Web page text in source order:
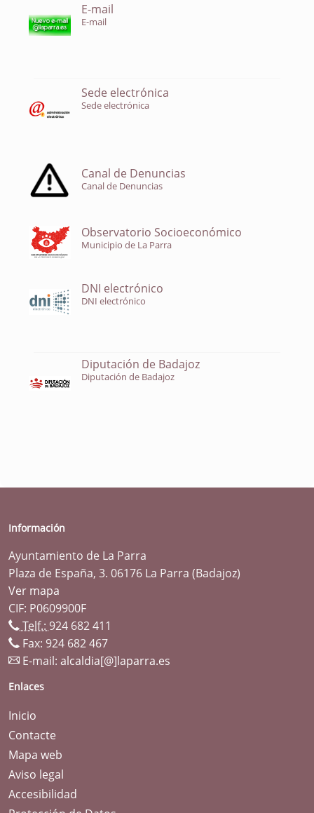
E-mail
E-mail
Sede electrónica
Sede electrónica
Canal de Denuncias
Canal de Denuncias
Observatorio Socioeconómico
Municipio de La Parra
DNI electrónico
DNI electrónico
Diputación de Badajoz
Diputación de Badajoz
Información
Ayuntamiento de La Parra
Plaza de España, 3. 06176 La Parra (Badajoz)
Ver mapa
CIF: P0609900F
Telf.: 924 682 411
Fax: 924 682 467
E-mail: alcaldia[@]laparra.es
Enlaces
Inicio
Contacte
Mapa web
Aviso legal
Accesibilidad